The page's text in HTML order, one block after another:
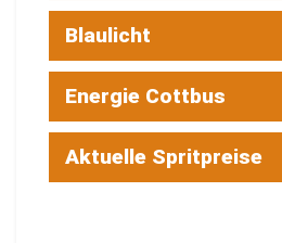
Blaulicht
Energie Cottbus
Aktuelle Spritpreise